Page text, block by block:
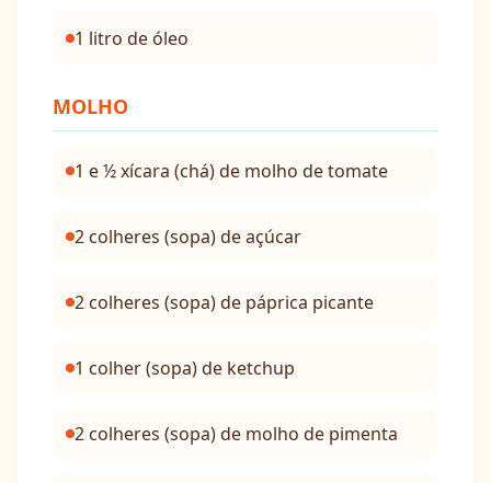
1 litro de óleo
MOLHO
1 e ½ xícara (chá) de molho de tomate
2 colheres (sopa) de açúcar
2 colheres (sopa) de páprica picante
1 colher (sopa) de ketchup
2 colheres (sopa) de molho de pimenta